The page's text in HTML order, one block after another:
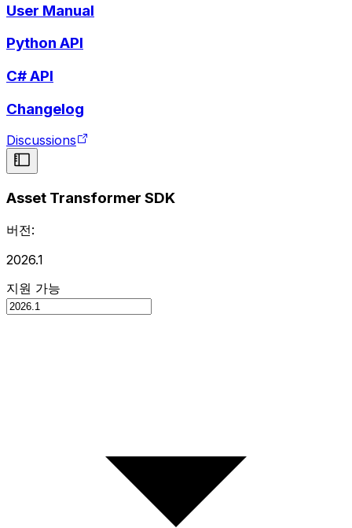
User Manual
Python API
C# API
Changelog
Discussions
Asset Transformer SDK
버전:
2026.1
지원 가능